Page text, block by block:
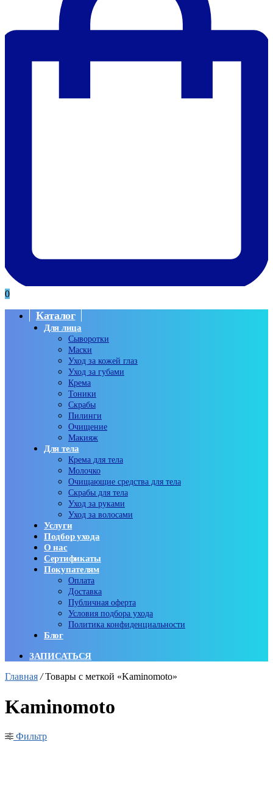
0
Каталог
Для лица
Сыворотки
Маски
Уход за кожей глаз
Уход за губами
Крема
Тоники
Скрабы
Пилинги
Очищение
Макияж
Для тела
Крема для тела
Молочко
Очищающие средства для тела
Скрабы для тела
Уход за руками
Уход за волосами
Услуги
Подбор ухода
О нас
Сертификаты
Покупателям
Оплата
Доставка
Публичная оферта
Условия подбора ухода
Политика конфиденциальности
Блог
ЗАПИСАТЬСЯ
Главная /Товары с меткой «Kaminomoto»
Kaminomoto
Фильтр